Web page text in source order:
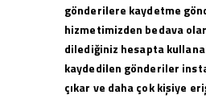
gönderilere kaydetme
hizmetimizden bedava
dilediğiniz hesapta
kaydedilen gönderiler
çıkar ve daha çok kişiye